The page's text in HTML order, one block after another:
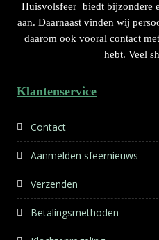
Huisvolsfeer biedt bijzondere
aan. Daarnaast vinden wij
daarom ook vooral contact
hebt. Veel
Klantenservice
Contact
Aanmelden sfeernieuws
Verzenden
Betalingsmethoden